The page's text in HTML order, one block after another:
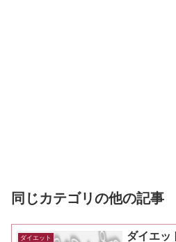
同じカテゴリの他の記事
ダイエット ダイエッ